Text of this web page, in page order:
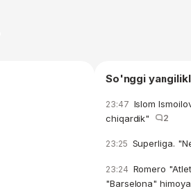
So'nggi
23:47 Islom
chiqardik"
2
23:25 Superliga.
23:24 Romero
"Barselona"